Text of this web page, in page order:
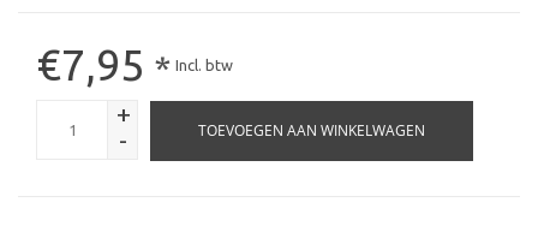
€7,95 * Incl. btw
+
-
TOEVOEGEN AAN WINKELWAGEN